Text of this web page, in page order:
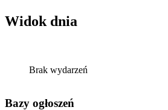
Widok dnia
Brak wydarzeń
Bazy ogłoszeń